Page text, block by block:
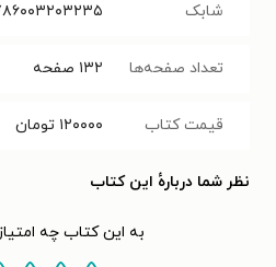
شابک
تعداد صفحه‌ها ۱۳۲ صفحه
قیمت کتاب ۱۲۰۰۰۰ تومان
نظر شما دربارهٔ این کتاب
به این کتاب چه